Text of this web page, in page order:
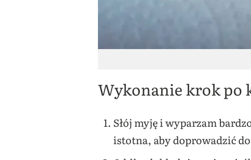
Wykonanie krok po
Słój myję i wyparzam
istotna, aby doprowadzić